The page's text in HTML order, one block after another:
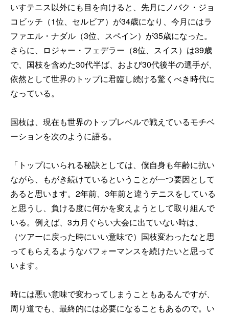
いすテニス以外にも目を向けると、先月にノバク・ジョ
コビッチ（1位、セルビア）が34歳になり、今月にはラ
ファエル・ナダル（3位、スペイン）が35歳になった。
さらに、ロジャー・フェデラー（8位、スイス）は39歳
で、国枝を含めた30代半ば、および30代後半の選手が、
依然として世界のトップに君臨し続ける驚くべき時代に
なっている。
国枝は、現在も世界のトップレベルで戦えているモチベ
ーションを次のように語る。
「トップにいられる秘訣としては、僕自身も年齢に抗い
ながら、もがき続けているということが一つ要因として
あると思います。2年前、3年前と違うテニスをしている
と思うし、負ける度に何かを変えようとして取り組んで
いる。例えば、3カ月ぐらい大会に出ていない時は、
（ツアーに戻った時にいい意味で）国枝変わったなと思
ってもらえるようなパフォーマンスを続けたいと思って
います。
時には悪い意味で変わってしまうこともあるんですが、
周り道でも、最終的には必要になることもあるので。い